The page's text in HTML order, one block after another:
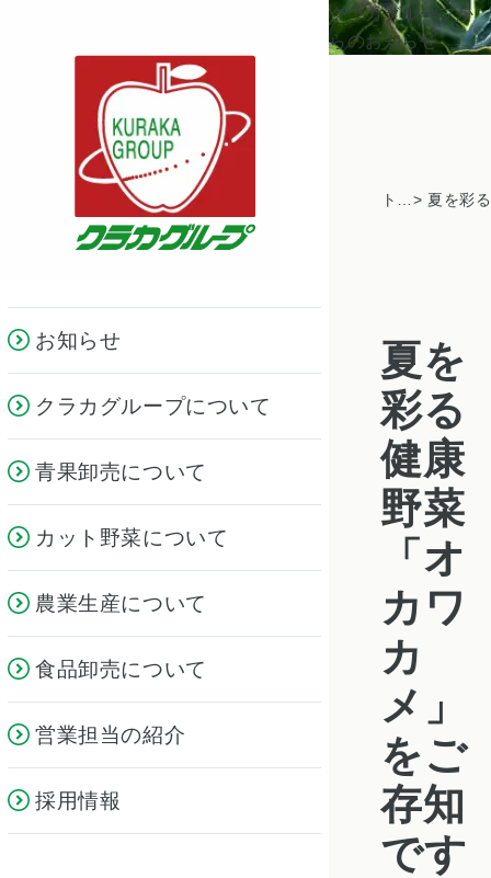
お知らせ
クラカグループについて
青果卸売について
カット野菜について
農業生産について
食品卸売について
営業担当の紹介
採用情報
クラカグループか
らのお知らせ
トピックス一覧
夏を
彩る
健康
野菜
「オ
カワ
カ
メ」
をご
存知
です